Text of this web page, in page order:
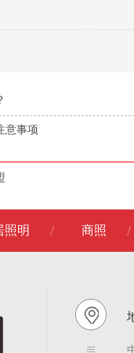
意事项
照明 商照